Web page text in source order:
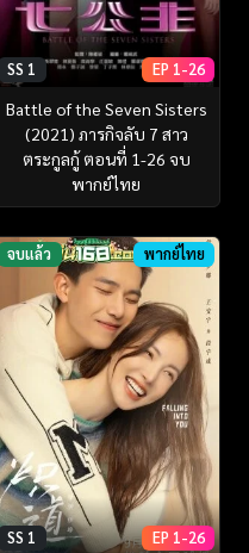
SS 1 EP 1-26
Battle of the Seven Sisters
(2021) ภารกิจลับ 7 สาว
ตระกูลกู้ ตอนที่ 1-26 จบ
พากย์ไทย
จบแล้ว พากย์ไทย
SS 1 EP 1-26